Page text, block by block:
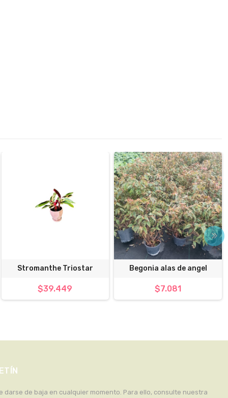
Stromanthe Triostar
$39.449
Begonia alas de angel
$7.081
darse de baja en cualquier momento. Para ello, consulte nuestra